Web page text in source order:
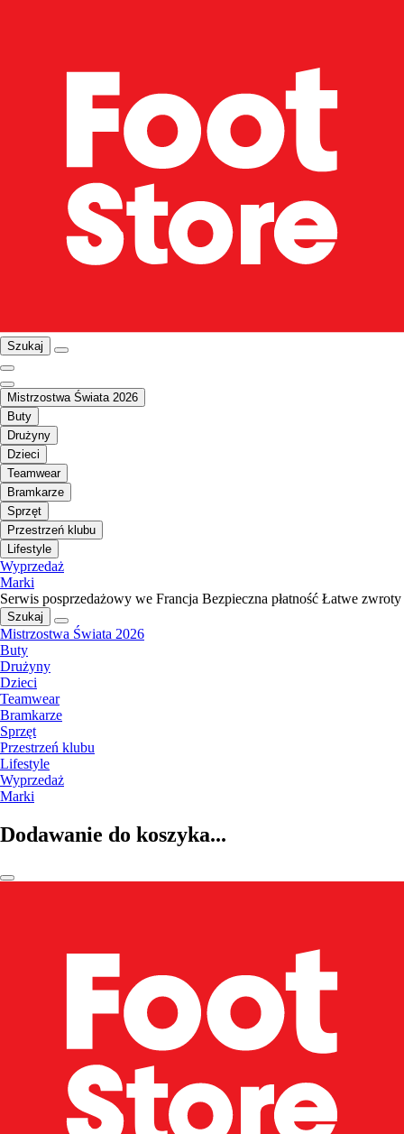
Szukaj
Mistrzostwa Świata 2026
Buty
Drużyny
Dzieci
Teamwear
Bramkarze
Sprzęt
Przestrzeń klubu
Lifestyle
Wyprzedaż
Marki
Serwis posprzedażowy we Francja Bezpieczna płatność Łatwe zwroty
Szukaj
Mistrzostwa Świata 2026
Buty
Drużyny
Dzieci
Teamwear
Bramkarze
Sprzęt
Przestrzeń klubu
Lifestyle
Wyprzedaż
Marki
Dodawanie do koszyka...